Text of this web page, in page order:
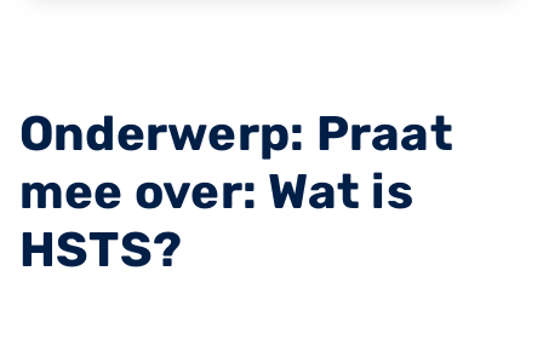
Onderwerp: Praat
mee over: Wat is
HSTS?